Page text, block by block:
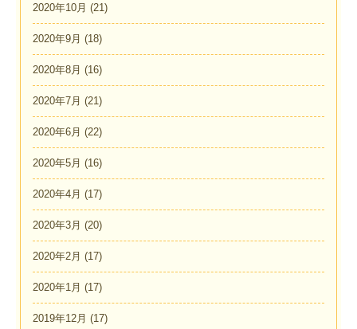
2020年10月 (21)
2020年9月 (18)
2020年8月 (16)
2020年7月 (21)
2020年6月 (22)
2020年5月 (16)
2020年4月 (17)
2020年3月 (20)
2020年2月 (17)
2020年1月 (17)
2019年12月 (17)